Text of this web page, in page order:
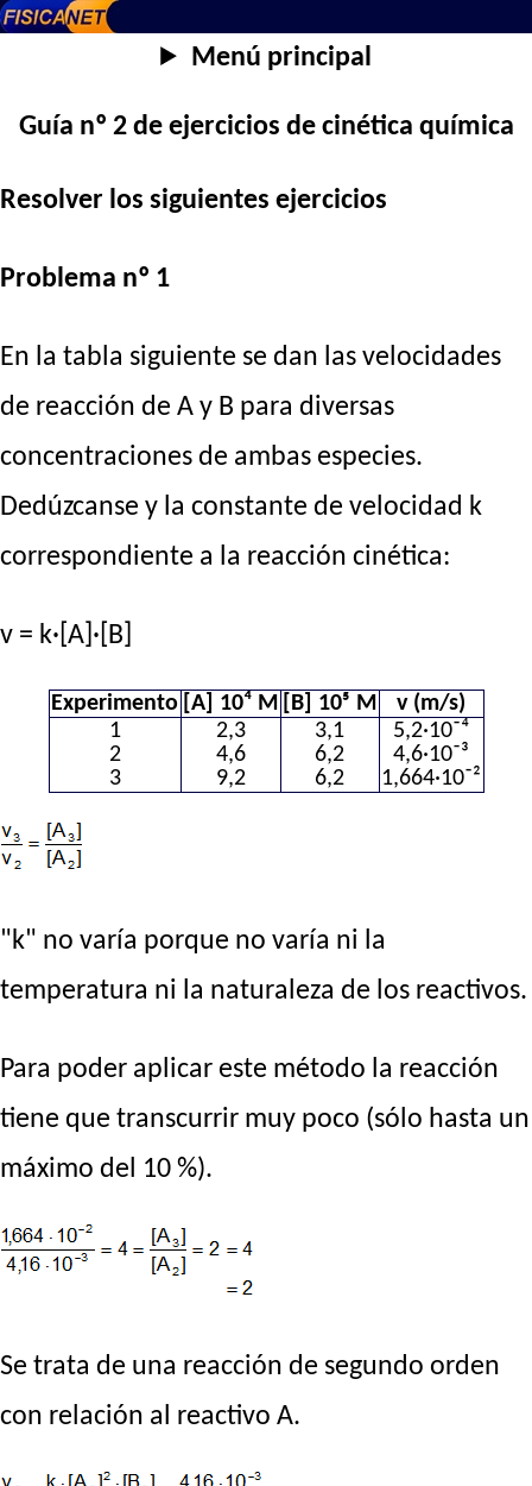
Menú principal
Guía nº 2 de ejercicios de cinética química
Resolver los siguientes ejercicios
Problema nº 1
En la tabla siguiente se dan las velocidades
de reacción de A y B para diversas
concentraciones de ambas especies.
Dedúzcanse y la constante de velocidad k
correspondiente a la reacción cinética:
v = k·[A]·[B]
Experimento [A] 10⁴ M [B] 10⁵ M
v (m/s)
1
2
3
2,3
4,6
9,2
3,1
6,2
6,2
5,2·10⁻⁴
4,6·10⁻³
1,664·10⁻²
"k" no varía porque no varía ni la
temperatura ni la naturaleza de los reactivos.
Para poder aplicar este método la reacción
tiene que transcurrir muy poco (sólo hasta un
máximo del 10 %).
Se trata de una reacción de segundo orden
con relación al reactivo A.